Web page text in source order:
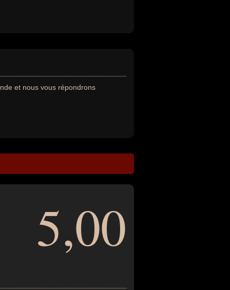
et nous vous répondrons
5,00